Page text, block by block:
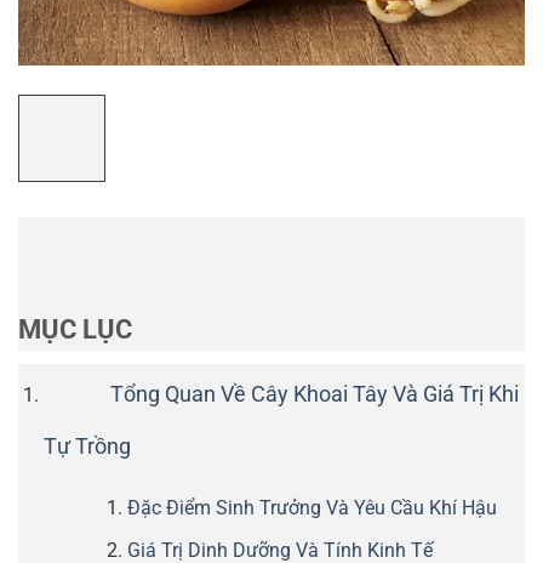
MỤC LỤC
Tổng Quan Về Cây Khoai Tây Và Giá Trị Khi
Tự Trồng
Đặc Điểm Sinh Trưởng Và Yêu Cầu Khí Hậu
Giá Trị Dinh Dưỡng Và Tính Kinh Tế